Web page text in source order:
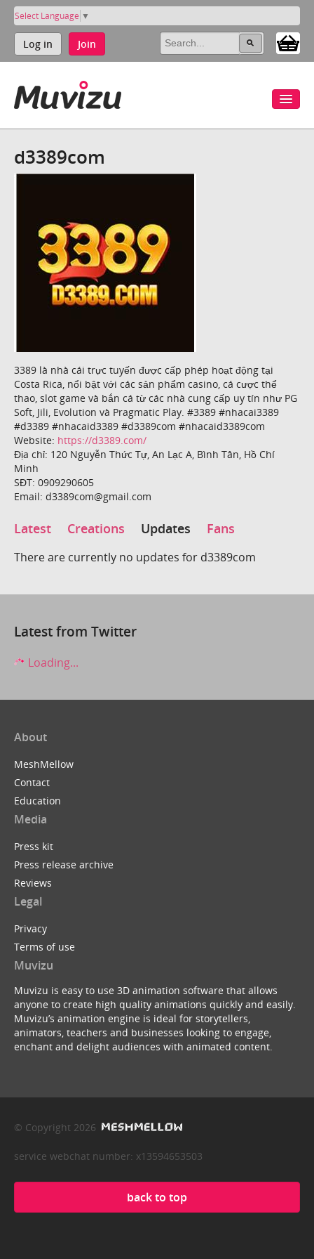
Select Language ▼
Log in Join
d3389com
3389 là nhà cái trực tuyến được cấp phép hoạt động tại
Costa Rica, nổi bật với các sản phẩm casino, cá cược thể
thao, slot game và bắn cá từ các nhà cung cấp uy tín như PG
Soft, Jili, Evolution và Pragmatic Play. #3389 #nhacai3389
#d3389 #nhacaid3389 #d3389com #nhacaid3389com
Website: https://d3389.com/
Địa chỉ: 120 Nguyễn Thức Tự, An Lạc A, Bình Tân, Hồ Chí
Minh
SĐT: 0909290605
Email: d3389com@gmail.com
Latest Creations Updates Fans
There are currently no updates for d3389com
Latest from Twitter
Loading...
About
MeshMellow
Contact
Education
Media
Press kit
Press release archive
Reviews
Legal
Privacy
Terms of use
Muvizu
Muvizu is easy to use 3D animation software that allows
anyone to create high quality animations quickly and easily.
Muvizu’s animation engine is ideal for storytellers,
animators, teachers and businesses looking to engage,
enchant and delight audiences with animated content.
© Copyright 2026
service webchat number: x13594653503
back to top